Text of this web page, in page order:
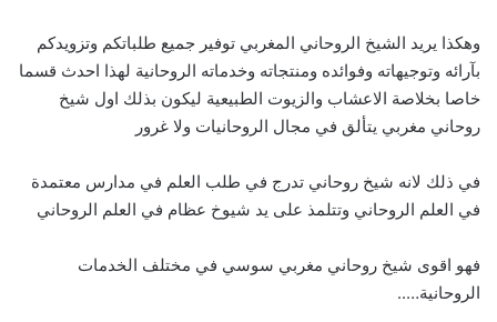
وهكذا يريد الشيخ الروحاني المغربي توفير جميع طلباتكم وتزويدكم
بآرائه وتوجيهاته وفوائده ومنتجاته وخدماته الروحانية لهذا احدث قسما
خاصا بخلاصة الاعشاب والزيوت الطبيعية ليكون بذلك اول شيخ
روحاني مغربي يتألق في مجال الروحانيات ولا غرور
في ذلك لانه شيخ روحاني تدرج في طلب العلم في مدارس معتمدة
في العلم الروحاني وتتلمذ على يد شيوخ عظام في العلم الروحاني
فهو اقوى شيخ روحاني مغربي سوسي في مختلف الخدمات
الروحانية…..